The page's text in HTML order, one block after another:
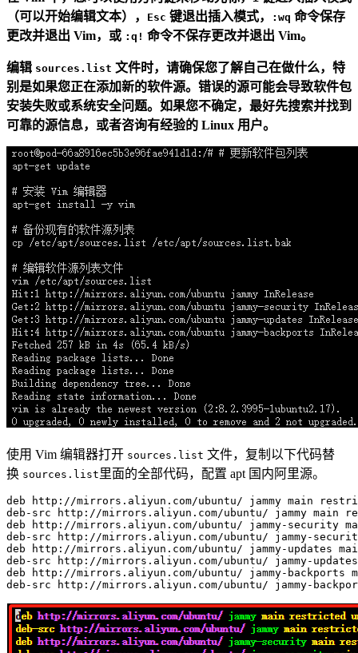
（可以开始编辑文本），
Esc 键退出插入模式， :wq 命令保存
更改并退出 Vim，或 :q! 命令不保存更改并退出 Vim。
编辑 sources.list 文件时，请确保您了解自己在做什么，特
别是如果您正在添加新的软件源。错误的源可能会导致软件包
安装失败或系统安全问题。如果您不确定，最好先搜索并找到
可靠的源信息，或者咨询有经验的 Linux 用户。
使用 Vim 编辑器打开 sources.list 文件，复制以下代码替
换 sources.list 里面的全部代码，配置 apt 国内阿里源。
deb http://mirrors.aliyun.com/ubuntu/ jammy main
deb-src http://mirrors.aliyun.com/ubuntu/ jammy main
deb http://mirrors.aliyun.com/ubuntu/ jammy-security
deb-src http://mirrors.aliyun.com/ubuntu/ jammy-
deb http://mirrors.aliyun.com/ubuntu/ jammy-updates
deb-src http://mirrors.aliyun.com/ubuntu/ jammy-
deb http://mirrors.aliyun.com/ubuntu/ jammy-